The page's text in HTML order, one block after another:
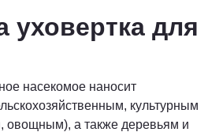
уховертка для
насекомое наносит
культурным
овощным), а также деревьям и